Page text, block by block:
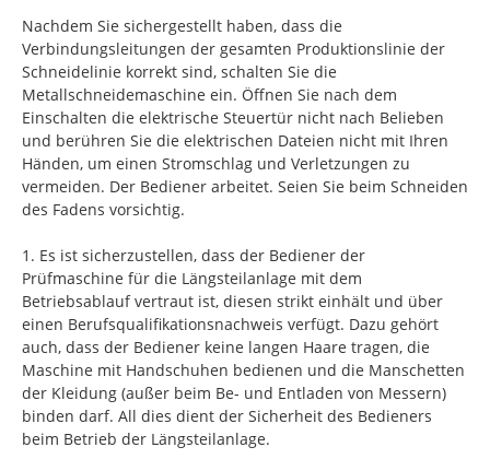
Nachdem Sie sichergestellt haben, dass die
Verbindungsleitungen der gesamten Produktionslinie der
Schneidelinie korrekt sind, schalten Sie die
Metallschneidemaschine ein. Öffnen Sie nach dem
Einschalten die elektrische Steuertür nicht nach Belieben
und berühren Sie die elektrischen Dateien nicht mit Ihren
Händen, um einen Stromschlag und Verletzungen zu
vermeiden. Der Bediener arbeitet. Seien Sie beim Schneiden
des Fadens vorsichtig.
1. Es ist sicherzustellen, dass der Bediener der
Prüfmaschine für die Längsteilanlage mit dem
Betriebsablauf vertraut ist, diesen strikt einhält und über
einen Berufsqualifikationsnachweis verfügt. Dazu gehört
auch, dass der Bediener keine langen Haare tragen, die
Maschine mit Handschuhen bedienen und die Manschetten
der Kleidung (außer beim Be- und Entladen von Messern)
binden darf. All dies dient der Sicherheit des Bedieners
beim Betrieb der Längsteilanlage.